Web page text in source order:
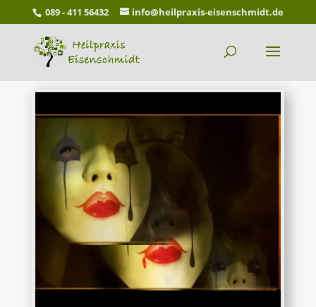
089 - 411 56432 info@heilpraxis-eisenschmidt.de